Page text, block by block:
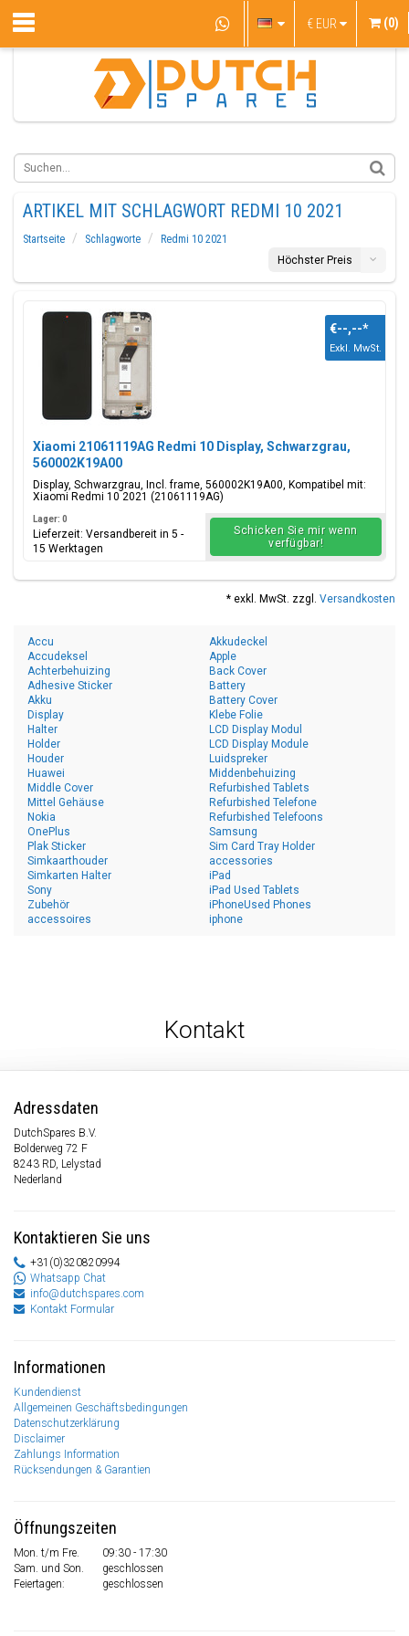
€ EUR (0)
ARTIKEL MIT SCHLAGWORT REDMI 10 2021
Startseite Schlagworte
Redmi 10 2021
Höchster Preis
Xiaomi 21061119AG Redmi 10 Display, Schwarzgrau,
560002K19A00
Display, Schwarzgrau, Incl. frame, 560002K19A00, Kompatibel mit:
Xiaomi Redmi 10 2021 (21061119AG)
€--,--*
Exkl. MwSt.
Lager: 0
Lieferzeit: Versandbereit in 5 -
15 Werktagen
Schicken Sie mir wenn
verfügbar!
* exkl. MwSt. zzgl. Versandkosten
Accu
Accudeksel
Achterbehuizing
Adhesive Sticker
Akku
Akkudeckel
Apple
Back Cover
Battery
Battery Cover
Display
Halter
Holder
Houder
Huawei
Klebe Folie
LCD Display Modul
LCD Display Module
Luidspreker
Middenbehuizing
Middle Cover
Mittel Gehäuse
Nokia
OnePlus
Plak Sticker
Refurbished Tablets
Refurbished Telefone
Refurbished Telefoons
Samsung
Sim Card Tray Holder
Simkaarthouder
Simkarten Halter
Sony
Zubehör
accessoires
accessories
iPad
iPad Used Tablets
iPhoneUsed Phones
iphone
Kontakt
Adressdaten
DutchSpares B.V.
Bolderweg 72 F
8243 RD, Lelystad
Nederland
Kontaktieren Sie uns
+31(0)320820994
Whatsapp Chat
info@dutchspares.com
Kontakt Formular
Informationen
Kundendienst
Allgemeinen Geschäftsbedingungen
Datenschutzerklärung
Disclaimer
Zahlungs Information
Rücksendungen & Garantien
Öffnungszeiten
Mon. t/m Fre.
09:30 - 17:30
Sam. und Son.
geschlossen
Feiertagen:
geschlossen